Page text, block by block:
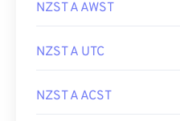
NZST A AWST
NZST A UTC
NZST A ACST